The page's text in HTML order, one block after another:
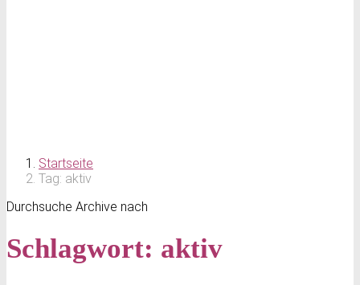
Startseite
Tag: aktiv
Durchsuche Archive nach
Schlagwort: aktiv